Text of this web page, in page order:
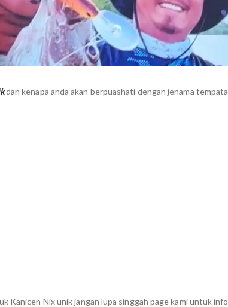
dan kenapa anda akan berpuashati dengan jenama
Kanicen Nix unik jangan lupa singgah page kami untuk